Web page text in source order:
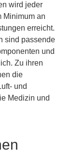
wird jeder
Minimum an
erreicht.
sind passende
und
Zu ihren
die
und
Medizin und